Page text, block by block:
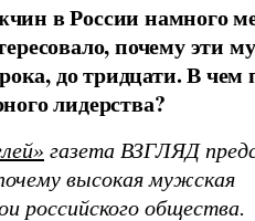
в России намного
почему эти
до тридцати. В
лидерства?
газета ВЗГЛЯД
высокая мужская
российского общества.